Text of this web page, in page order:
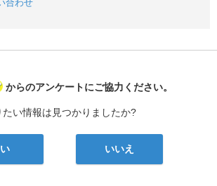
合わせ
病院なび
からのアンケートにご協力ください。
たい情報は見つかりましたか?
いいえ